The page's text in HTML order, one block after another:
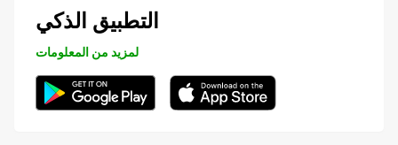
التطبيق الذكي
لمزيد من المعلومات